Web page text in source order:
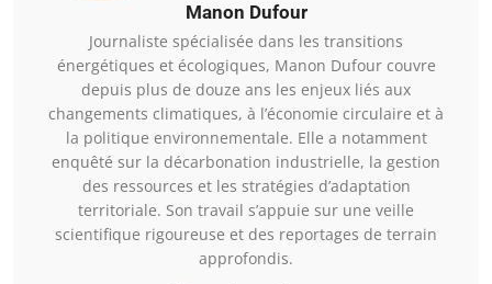
Manon Dufour
Journaliste spécialisée dans les transitions
énergétiques et écologiques, Manon Dufour couvre
depuis plus de douze ans les enjeux liés aux
changements climatiques, à l’économie circulaire et à
la politique environnementale. Elle a notamment
enquêté sur la décarbonation industrielle, la gestion
des ressources et les stratégies d’adaptation
territoriale. Son travail s’appuie sur une veille
scientifique rigoureuse et des reportages de terrain
approfondis.